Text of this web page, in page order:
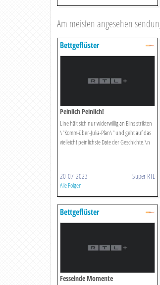
Am meisten angesehen
Bettgeflüster
Peinlich Peinlich!
Line hält sich nur widerwillig an Elins strikten
\"Komm-über-Julia-Plan\" und geht auf das
vielleicht peinlichste Date der Geschichte.\n
20-07-2023 Super RTL
Alle Folgen
Bettgeflüster
Fesselnde Momente